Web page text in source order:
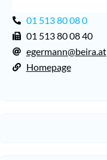
01 513 80 08 0
01 513 80 08 40
egermann@beira.at
Homepage